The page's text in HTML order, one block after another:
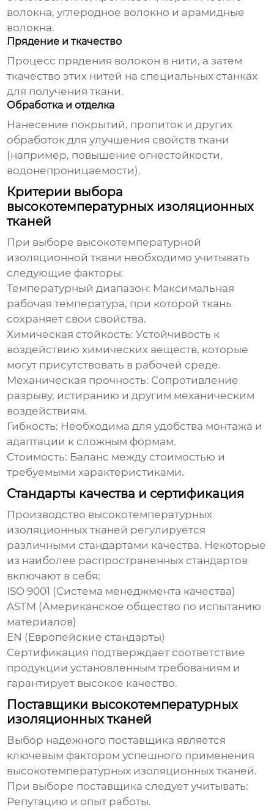
волокна, углеродное волокно и арамидные
волокна.
Прядение и ткачество
Процесс прядения волокон в нити, а затем
ткачество этих нитей на специальных станках
для получения ткани.
Обработка и отделка
Нанесение покрытий, пропиток и других
обработок для улучшения свойств ткани
(например, повышение огнестойкости,
водонепроницаемости).
Критерии выбора
высокотемпературных изоляционных
тканей
При выборе высокотемпературной
изоляционной ткани необходимо учитывать
следующие факторы:
Температурный диапазон: Максимальная
рабочая температура, при которой ткань
сохраняет свои свойства.
Химическая стойкость: Устойчивость к
воздействию химических веществ, которые
могут присутствовать в рабочей среде.
Механическая прочность: Сопротивление
разрыву, истиранию и другим механическим
воздействиям.
Гибкость: Необходима для удобства монтажа и
адаптации к сложным формам.
Стоимость: Баланс между стоимостью и
требуемыми характеристиками.
Стандарты качества и сертификация
Производство высокотемпературных
изоляционных тканей регулируется
различными стандартами качества. Некоторые
из наиболее распространенных стандартов
включают в себя:
ISO 9001 (Система менеджмента качества)
ASTM (Американское общество по испытанию
материалов)
EN (Европейские стандарты)
Сертификация подтверждает соответствие
продукции установленным требованиям и
гарантирует высокое качество.
Поставщики высокотемпературных
изоляционных тканей
Выбор надежного поставщика является
ключевым фактором успешного применения
высокотемпературных изоляционных тканей.
При выборе поставщика следует учитывать:
Репутацию и опыт работы.